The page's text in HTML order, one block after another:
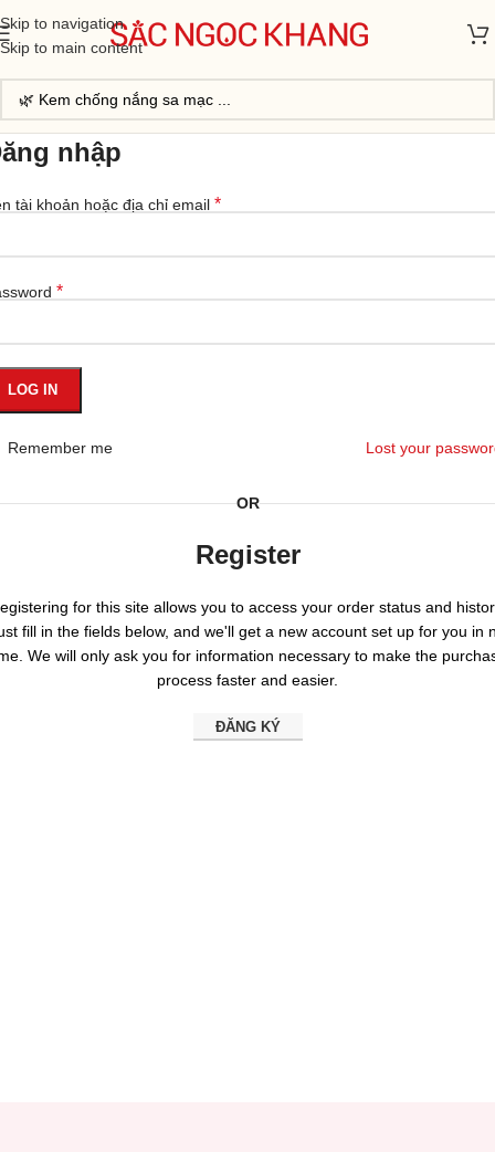
Skip to navigation
Skip to main content
nhập
tài khoản hoặc địa chỉ email *
*
LOG IN
Lost your
Remember me
OR
Register
for this site allows you to access your order status and
fill in the fields below, and we'll get a new account set up for you in
We will only ask you for information necessary to make the
process faster and easier.
ĐĂNG KÝ